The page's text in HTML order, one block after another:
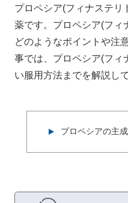
プロペシア(フィナステリ
薬です。プロペシア(フィ
どのようなポイントや注
事では、プロペシア(フィ
い服用方法までを解説し
プロペシアの主